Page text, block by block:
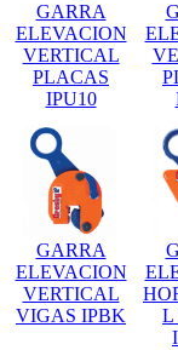
GARRA
ELEVACION
VERTICAL
PLACAS
IPU10
GARRA
ELEVACION
VERTICAL
VIGAS IPBK
L